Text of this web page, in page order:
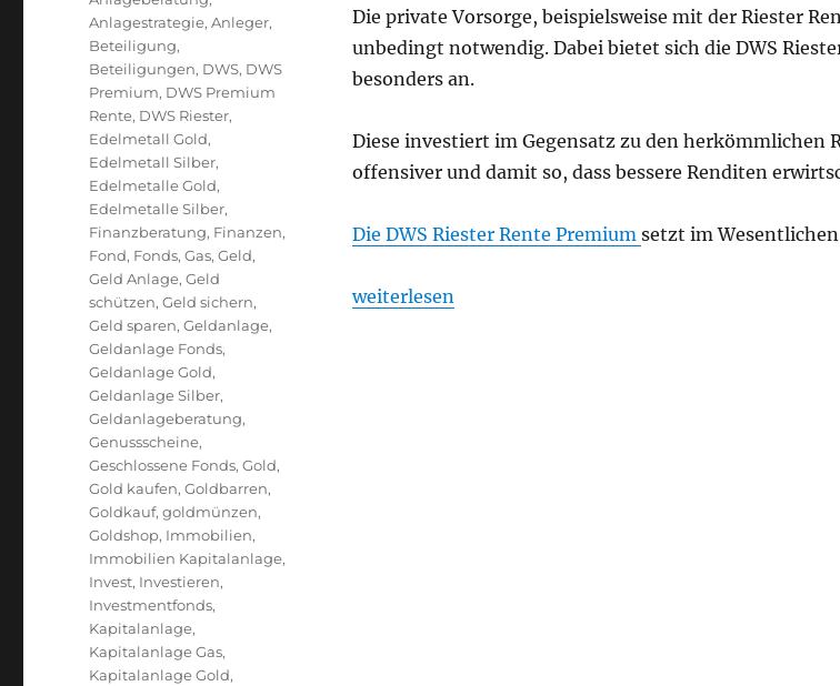
Die private Vorsorge, beispielsweise mit der Riester
unbedingt notwendig. Dabei bietet sich die DWS
besonders an.
Diese investiert im Gegensatz zu den herkömmlichen
offensiver und damit so, dass bessere Renditen
Die DWS Riester Rente Premium setzt im
„Welche Riester Rente ist die Beste? Und macht
weiterlesen
Anlagestrategie,Anleger,
Beteiligung,
Beteiligungen, DWS, DWS
Premium, DWS Premium
Rente, DWS Riester,
Edelmetall Gold,
Edelmetall Silber,
Edelmetalle Gold,
Edelmetalle Silber,
Finanzberatung, Finanzen,
Fond, Fonds,Gas,Geld,
Geld Anlage,Geld
schützen,Geld sichern,
Geld sparen,Geldanlage,
Geldanlage Fonds,
Geldanlage Gold,
Geldanlage Silber,
Geldanlageberatung,
Genussscheine,
Geschlossene Fonds,Gold,
Gold kaufen,Goldbarren,
Goldkauf,goldmünzen,
Goldshop, Immobilien,
Immobilien Kapitalanlage,
Invest, Investieren,
Investmentfonds,
Kapitalanlage,
Kapitalanlage Gas,
Kapitalanlage Gold,